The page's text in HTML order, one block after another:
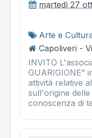
martedì 27
Arte e
Capoliveri -
INVITO
GUARIGIONE”
attività relative
sull'origine
conoscenza di